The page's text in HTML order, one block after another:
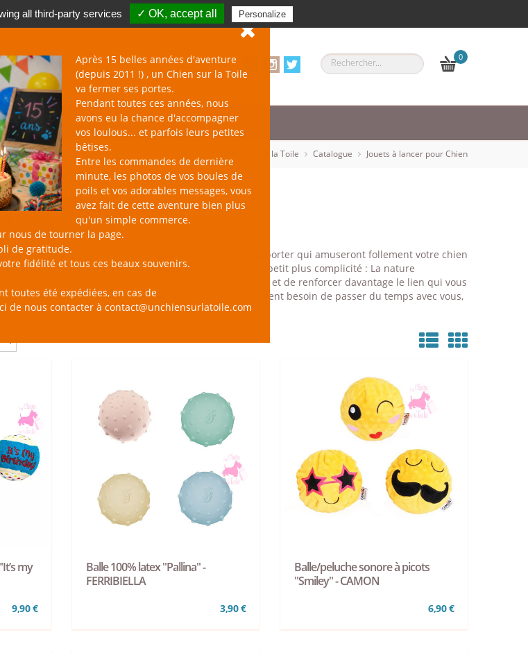
Après 15 belles années d'aventure
(depuis 2011 !) , un Chien sur la Toile
va fermer ses portes.
Pendant toutes ces années, nous
avons eu la chance d'accompagner
vos loulous... et parfois leurs petites
bêtises.
Entre les commandes de dernière
minute, les photos de vos boules de
poils et vos adorables messages, vous
avez fait de cette aventure bien plus
qu'un simple commerce.
nous de tourner la page.
de gratitude.
fidélité et tous ces beaux souvenirs.
toutes été expédiées, en cas de
de nous contacter à contact@unchiensurlatoile.com
0
BLOG CONTACT
un Chien sur la Toile Catalogue Jouets à lancer pour Chien
pour Chien
de balles, de frisbee et de jouets à lancer et à rapporter qui amuseront follement votre chien
du rapport et en lui faisant faire de l'exercice. Le petit plus complicité : La nature
jouets à lancer vous permettra, jour après jour, de tisser et de renforcer davantage le lien qui vous
doit savoir s'occuper et jouer tout seul, il a également besoin de passer du temps avec vous,
reine !
my
9,90 €
Balle 100% latex "Pallina" -
FERRIBIELLA
3,90 €
Balle/peluche sonore à picots
"Smiley" - CAMON
6,90 €
all third-party services ✓ OK, accept all Personalize